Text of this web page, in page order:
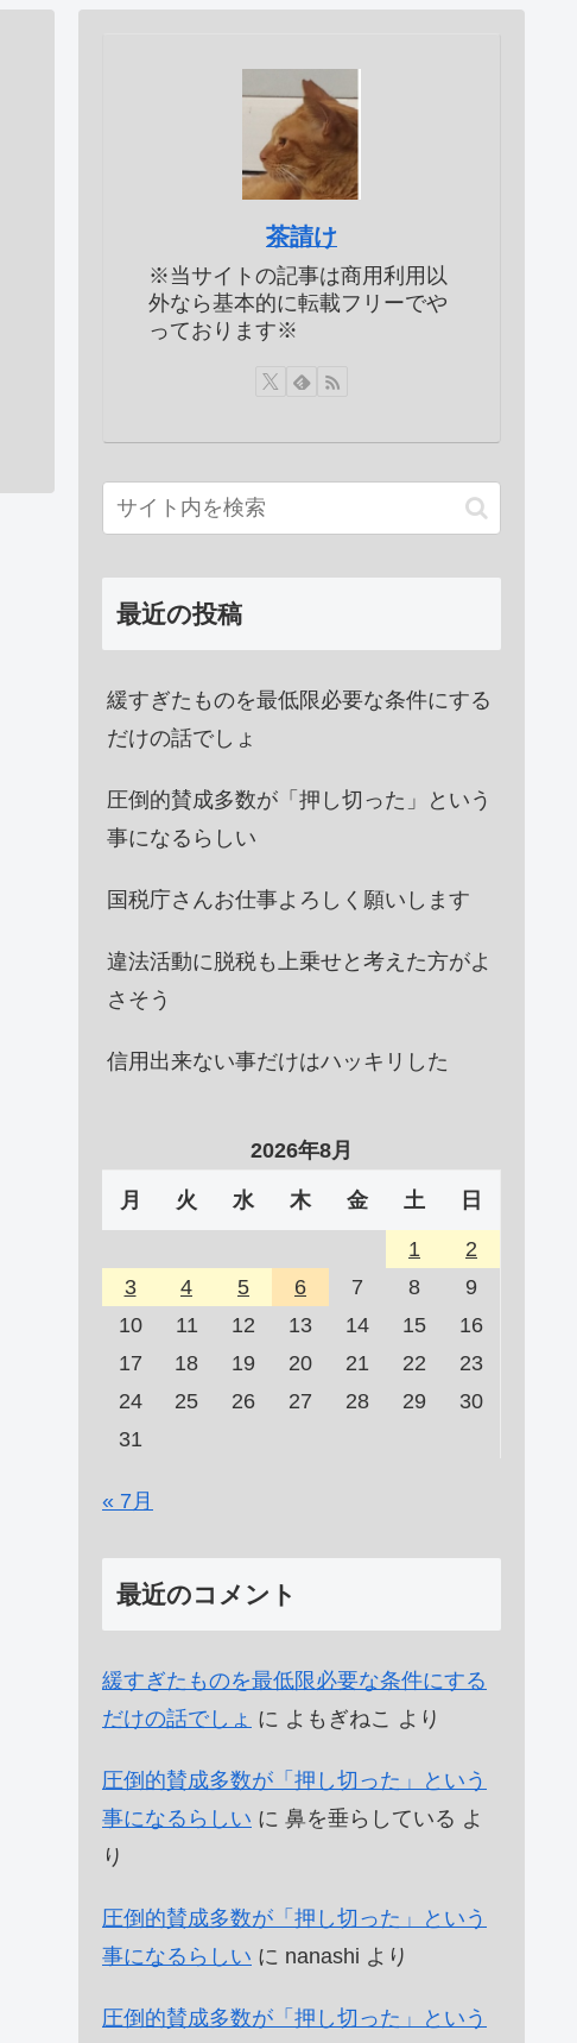
茶請け
※当サイトの記事は商用利用以
外なら基本的に転載フリーでや
っております※
最近の投稿
緩すぎたものを最低限必要な条件にする
だけの話でしょ
圧倒的賛成多数が「押し切った」という
事になるらしい
国税庁さんお仕事よろしく願いします
違法活動に脱税も上乗せと考えた方がよ
さそう
信用出来ない事だけはハッキリした
2026年8月
月 火 水 木 金 土 日
1
2
3
4 5 6 7 8
9
10
11 12 13 14 15
16
17
18 19 20 21 22
23
24
25 26 27 28 29
30
31
« 7月
最近のコメント
緩すぎたものを最低限必要な条件にする
だけの話でしょ に よもぎねこ より
圧倒的賛成多数が「押し切った」という
事になるらしい に 鼻を垂らしている よ
り
圧倒的賛成多数が「押し切った」という
事になるらしい に nanashi より
圧倒的賛成多数が「押し切った」という